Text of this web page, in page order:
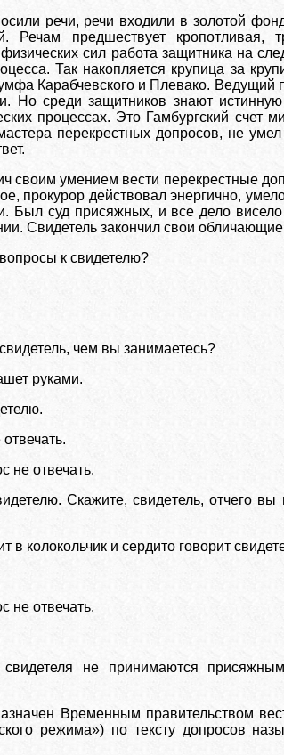
речи, речи входили в золотой
Речам предшествует кропотливая,
сил работа защитника на
Так накопляется крупица за
Карабчевского и Плевако. Ведущий
Но среди защитников знают
процессах. Это Гамбургский счет
перекрестных допросов, не
своим умением вести перекрестные
прокурор действовал энергично,
Был суд присяжных, и все дело
Свидетель закончил свои
к свидетелю?
чем вы занимаетесь?
руками.
не отвечать.
Скажите, свидетель, отчего вы
колокольчик и сердито говорит
не отвечать.
свидетеля не принимаются
Временным правительством
режима») по тексту допросов